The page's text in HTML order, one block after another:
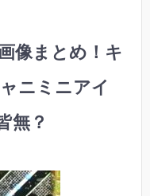
像まとめ！キ
ニミニアイ
無？